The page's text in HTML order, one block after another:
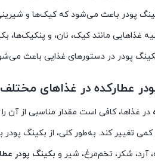
پودر باعث می‌شود که کیک‌ها و
غذاهایی مانند کیک، نان، و پنکیک‌ها،
بکینگ پودر در دستورهای غذایی باعث
عطارکده در غذاهای مختلف
تغییر کند. به‌طور کلی، از بکینگ پودر
آرد، شکر، تخم‌مرغ، شیر و بکینگ پودر